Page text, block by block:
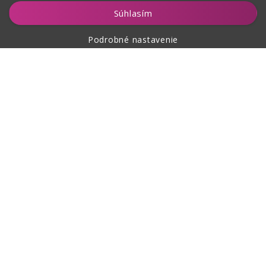
Súhlasím
Podrobné nastavenie
Vložiť do košíka